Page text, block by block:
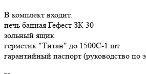
В комплект входит:
печь банная Гефест ЗК 30
зольный ящик
герметик "Титан" до 1500С-1 шт
гарантийный паспорт (руководство по